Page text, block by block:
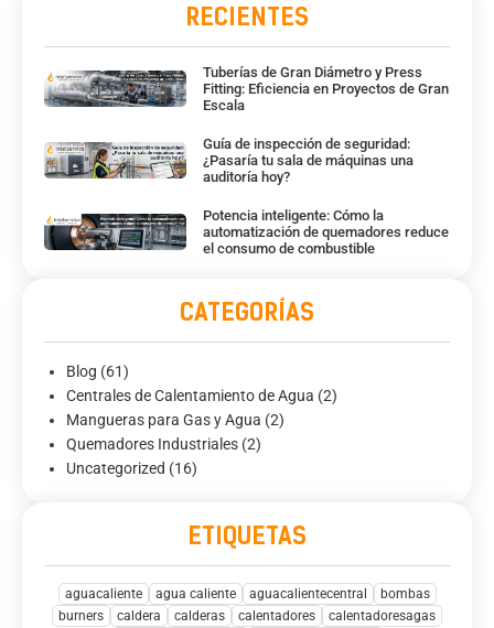
RECIENTES
Tuberías de Gran Diámetro y Press
Fitting: Eficiencia en Proyectos de Gran
Escala
Guía de inspección de seguridad:
¿Pasaría tu sala de máquinas una
auditoría hoy?
Potencia inteligente: Cómo la
automatización de quemadores reduce
el consumo de combustible
CATEGORÍAS
Blog (61)
Centrales de Calentamiento de Agua (2)
Mangueras para Gas y Agua (2)
Quemadores Industriales (2)
Uncategorized (16)
ETIQUETAS
aguacaliente agua caliente aguacalientecentral
bombas
burners
caldera calderas calentadores calentadoresagas